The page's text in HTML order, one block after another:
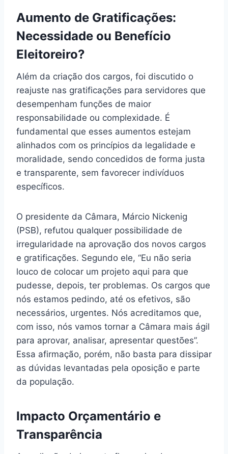
Aumento de Gratificações:
Necessidade ou Benefício
Eleitoreiro?
Além da criação dos cargos, foi discutido o
reajuste nas gratificações para servidores que
desempenham funções de maior
responsabilidade ou complexidade. É
fundamental que esses aumentos estejam
alinhados com os princípios da legalidade e
moralidade, sendo concedidos de forma justa
e transparente, sem favorecer indivíduos
específicos.
O presidente da Câmara, Márcio Nickenig
(PSB), refutou qualquer possibilidade de
irregularidade na aprovação dos novos cargos
e gratificações. Segundo ele, “Eu não seria
louco de colocar um projeto aqui para que
pudesse, depois, ter problemas. Os cargos que
nós estamos pedindo, até os efetivos, são
necessários, urgentes. Nós acreditamos que,
com isso, nós vamos tornar a Câmara mais ágil
para aprovar, analisar, apresentar questões”.
Essa afirmação, porém, não basta para dissipar
as dúvidas levantadas pela oposição e parte
da população.
Impacto Orçamentário e
Transparência